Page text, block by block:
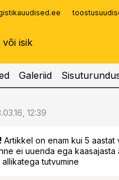
Galeriid
12:39
Artikkel on enam kui 5
ei uuenda ega
tutvumine